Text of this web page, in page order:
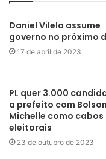
Daniel Vilela assume
governo no próximo
17 de abril de 2023
PL quer 3.000
a prefeito com
Michelle como cabos
eleitorais
23 de outubro de 2023